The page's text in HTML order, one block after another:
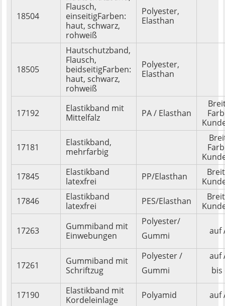
18504
Flausch,
einseitigFarben:
haut, schwarz,
rohweiß
Polyester,
Elasthan
18505
Hautschutzband,
Flausch,
beidseitigFarben:
haut, schwarz,
rohweiß
Polyester,
Elasthan
17192
Elastikband mit
Mittelfalz
PA / Elasthan
17181
Elastikband,
mehrfarbig
17845
Elastikband
latexfrei
PP/Elasthan
17846
Elastikband
latexfrei
PES/Elasthan
17263
Gummiband mit
Einwebungen
Polyester/
Gummi
auf
17261
Gummiband mit
Schriftzug
Polyester /
Gummi
auf
bis
17190
Elastikband mit
Kordeleinlage
Polyamid auf